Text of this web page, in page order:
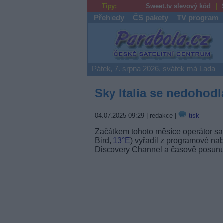
Tipy: Sweet.tv slevový kód
Přehledy ČS pakety TV program
Parabola.cz
Pátek, 7. srpna 2026, svátek má Lada
Sky Italia se
04.07.2025 09:29| redakce | tisk
Začátkem tohoto měsíce operátor
Bird, 13°E) vyřadil z programové
Discovery Channel a časově